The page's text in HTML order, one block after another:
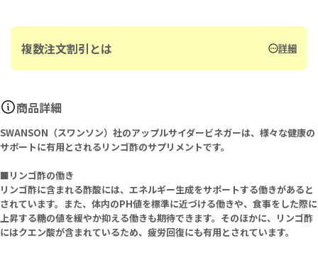
複数注文割引とは 詳細
商品詳細
SWANSON（スワンソン）社のアップルサイダービネガーは、様々な健康の
サポートに有用とされるリンゴ酢のサプリメントです。
■リンゴ酢の働き
リンゴ酢に含まれる酢酸には、エネルギー生成をサポートする働きがあると
されています。また、体内のPH値を標準に近づける働きや、食事をした際に
上昇する糖の値を緩やか抑える働きも期待できます。そのほかに、リンゴ酢
にはクエン酸が含まれているため、疲労回復にも有用とされています。